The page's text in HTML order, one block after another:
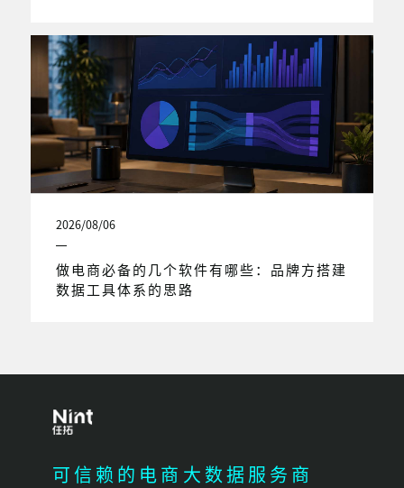
2026/08/06
做电商必备的几个软件有哪些：品牌方搭建
数据工具体系的思路
可信赖的电商大数据服务商